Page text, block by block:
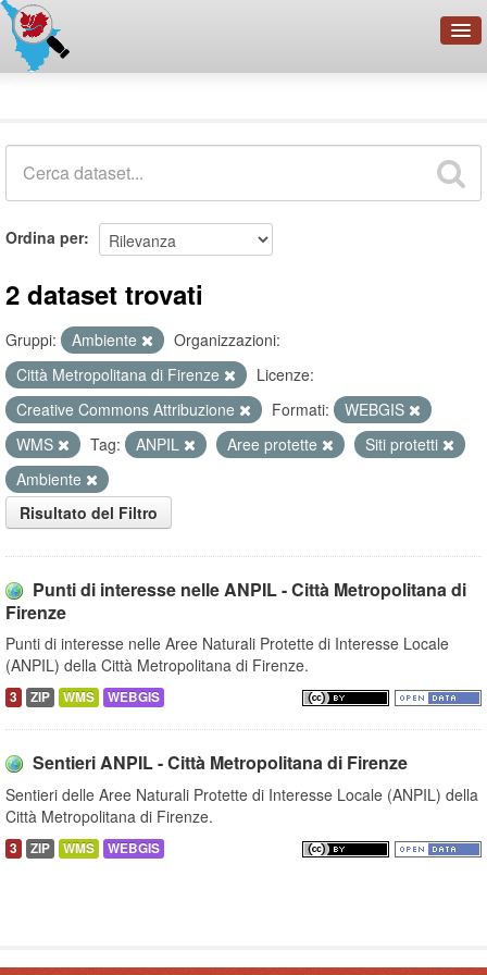
Organizzazioni
Ordina per
2 dataset trovati
Gruppi: Ambiente
Organizzazioni:
Città Metropolitana di Firenze
Licenze:
Creative Commons Attribuzione
Formati:
WEBGIS
WMS
Tag: ANPIL Aree protette
Siti protetti
Ambiente
Risultato del Filtro
Punti di interesse nelle ANPIL - Città Metropolitana di
Firenze
Punti di interesse nelle Aree Naturali Protette di Interesse Locale
(ANPIL) della Città Metropolitana di Firenze.
3 ZIP WMS WEBGIS
Sentieri ANPIL - Città Metropolitana di Firenze
Sentieri delle Aree Naturali Protette di Interesse Locale (ANPIL) della
Città Metropolitana di Firenze.
3 ZIP WMS WEBGIS